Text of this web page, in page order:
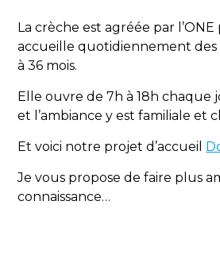
La crèche est agréée par
accueille quotidiennement des
à 36 mois.
Elle ouvre de 7h à 18h chaque
et l’ambiance y est familiale et
Et voici notre projet d’accueil
Je vous propose de faire plus
connaissance…